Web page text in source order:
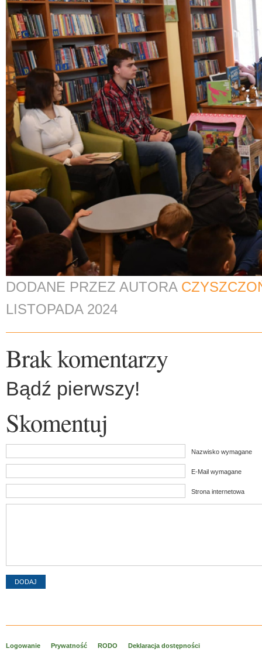
DODANE PRZEZ AUTORA
LISTOPADA 2024
Brak komentarzy
Bądź pierwszy!
Skomentuj
Nazwisko wymagane
E-Mail wymagane
Strona internetowa
Logowanie Prywatność RODO Deklaracja dostępności